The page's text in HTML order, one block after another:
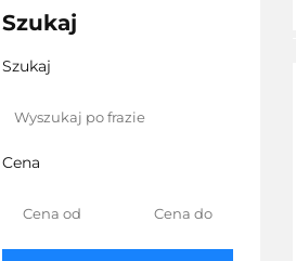
Szukaj
Szukaj
Cena